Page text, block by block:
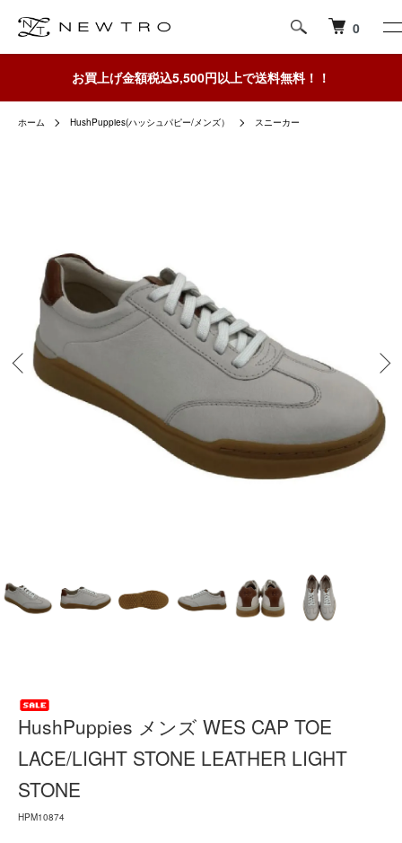
0
お買上げ金額税込5,500円以上で送料無料！！
ホーム HushPuppies(ハッシュパピー/メンズ） スニーカー
HushPuppies メンズ WES CAP TOE
LACE/LIGHT STONE LEATHER LIGHT
STONE
HPM10874